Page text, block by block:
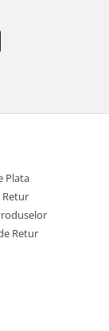
Plata
Retur
Retur